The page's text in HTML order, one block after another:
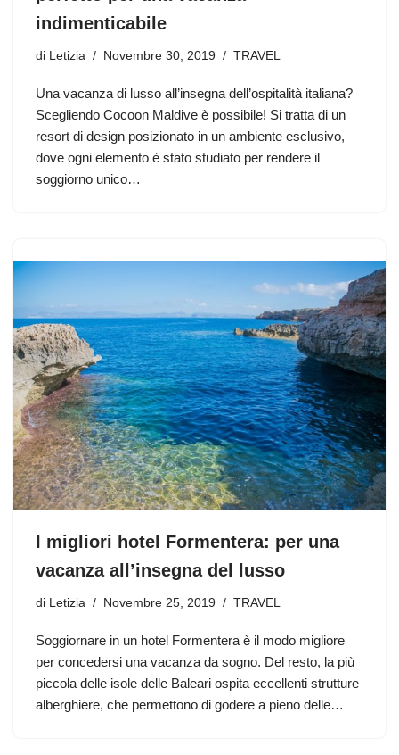
indimenticabile
di Letizia Novembre 30, 2019 TRAVEL
Una vacanza di lusso all’insegna dell’ospitalità italiana?
Scegliendo Cocoon Maldive è possibile! Si tratta di un
resort di design posizionato in un ambiente esclusivo,
dove ogni elemento è stato studiato per rendere il
soggiorno unico…
I migliori hotel Formentera: per una
vacanza all’insegna del lusso
di Letizia Novembre 25, 2019 TRAVEL
Soggiornare in un hotel Formentera è il modo migliore
per concedersi una vacanza da sogno. Del resto, la più
piccola delle isole delle Baleari ospita eccellenti strutture
alberghiere, che permettono di godere a pieno delle…